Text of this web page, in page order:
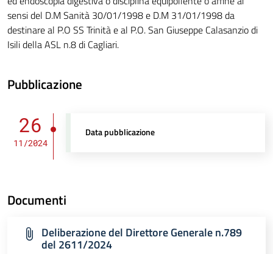
sensi del D.M Sanità 30/01/1998 e D.M 31/01/1998 da
destinare al P.O SS Trinità e al P.O. San Giuseppe Calasanzio di
Isili della ASL n.8 di Cagliari.
Pubblicazione
26
11/2024
Data pubblicazione
Documenti
Deliberazione del Direttore Generale n.789
del 2611/2024